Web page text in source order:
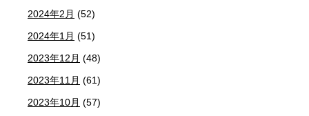
2024年2月 (52)
2024年1月 (51)
2023年12月 (48)
2023年11月 (61)
2023年10月 (57)